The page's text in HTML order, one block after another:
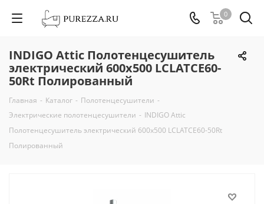
0
INDIGO Attic Полотенцесушитель
электрический 600х500 LСLATCE60-
50Rt Полированный
Главная - Каталог - Полотенцесушители -
Электрические полотенцесушители - INDIGO Attic
Полотенцесушитель электрический 600х500 LСLATCE60-50Rt
Полированный